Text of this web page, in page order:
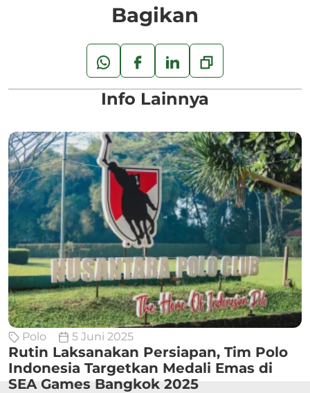
Bagikan
Info Lainnya
Polo 5 Juni 2025
Rutin Laksanakan Persiapan, Tim Polo
Indonesia Targetkan Medali Emas di
SEA Games Bangkok 2025